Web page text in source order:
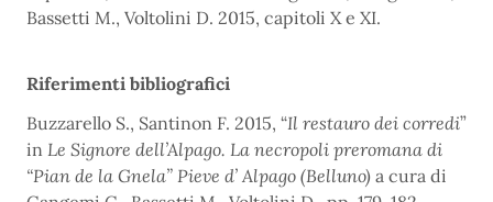
Bassetti M., Voltolini D. 2015, capitoli X e XI.
Riferimenti bibliografici
Buzzarello S., Santinon F. 2015, “Il restauro dei corredi”
in Le Signore dell’Alpago. La necropoli preromana di
“Pian de la Gnela” Pieve d’ Alpago (Belluno) a cura di